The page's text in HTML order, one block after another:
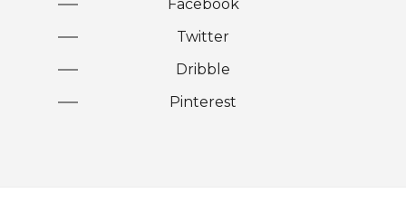
Facebook
Twitter
Dribble
Pinterest